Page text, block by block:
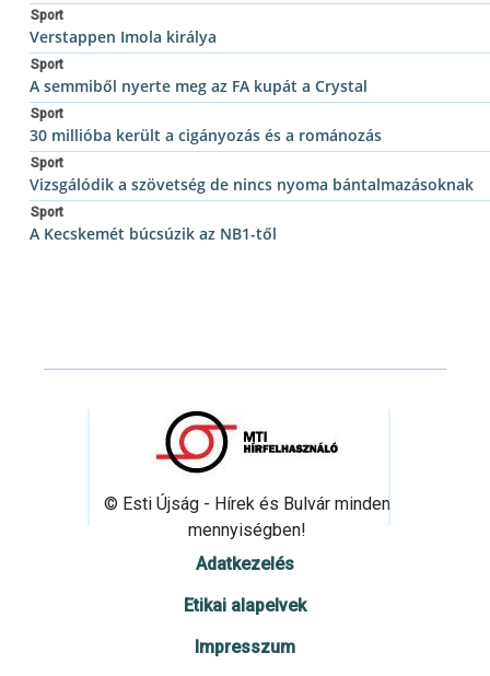
Sport
Verstappen Imola királya
Sport
A semmiből nyerte meg az FA kupát a Crystal
Sport
30 millióba került a cigányozás és a románozás
Sport
Vizsgálódik a szövetség de nincs nyoma bántalmazásoknak
Sport
A Kecskemét búcsúzik az NB1-től
© Esti Újság - Hírek és Bulvár minden
mennyiségben!
Adatkezelés
Etikai alapelvek
Impresszum